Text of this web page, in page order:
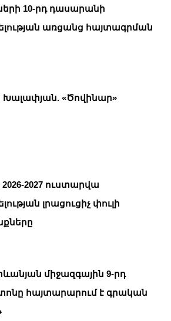
10-րդ դասարանի
առցանց հայտագրման
Խալափյան. «Ծովինար»
2027 ուստարվա
լրացուցիչ փուլի
միջազգային 9-րդ
հայտարարում է գրական